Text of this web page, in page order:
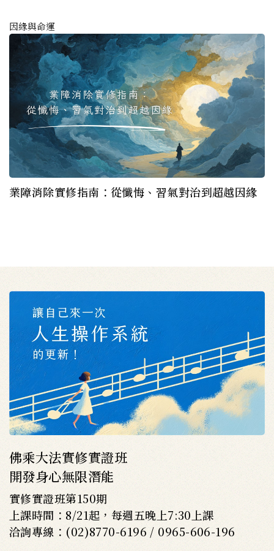
因緣與命運
業障消除實修指南：從懺悔、習氣對治到超越因緣
佛乘大法實修實證班
開發身心無限潛能
實修實證班第150期
上課時間：8/21起，每週五晚上7:30上課
洽詢專線：(02)8770-6196 / 0965-606-196